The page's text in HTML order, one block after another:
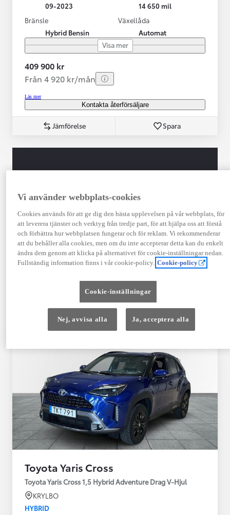
09-2023
14 650 mil
Bränsle
Hybrid Bensin
Växellåda
Automat
Visa mer
409 900 kr
Från 4 920 kr/mån
Läs mer
Kontakta återförsäljare
Jämförelse Spara
TOYOTA APPROVED
USED
Garanti upp till 10 år eller 20 000 mil – i
kombination med Toyota Relax
12 månaders vägassistans
Toyota Yaris Cross
Toyota Yaris Cross 1,5 Hybrid Adventure Drag V-Hjul
KRYLBO
HYBRID
Vi använder webbplats-cookies
Cookies används för att ge dig den bästa upplevelsen på vår webbplats, för
att leverera tjänster och verktyg från tredje part, för att hjälpa oss att förstå
och förbättra hur webbplatsen fungerar och för reklam. Vi rekommenderar
att du behåller alla cookies, men om du inte accepterar detta kan du enkelt
ändra dem genom att klicka på alternativet för cookie-inställningar nedan.
Fullständig information finns i vår cookie-policy. Cookie-policy
Cookie-inställningar
Nej, avvisa alla Ja, acceptera alla